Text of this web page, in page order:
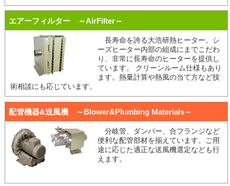
エアーフィルター ～AirFilter～
長寿命を誇る大浩研熱ヒーター。シ
ーズヒーター内部の組成にまでこだわ
り、非常に長寿命のヒーターを提供し
ています。 クリーンルーム仕様もあり
ます。熱量計算や熱風の当て方など技
術相談にも応じています。
配管機器&送風機 ～Blower&Plumbing Materials～
分岐管、ダンパー、合フランジなど
便利な配管部材を揃えています。ご用
途に応じた適正な送風機選定なども行
えます。